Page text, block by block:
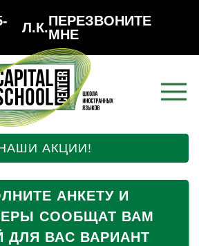
Л.К.ПЕРЕЗВОНИТЕ
МНЕ
АКЦИИ!
АНКЕТУ И
СООБЩАТ ВАМ
ДЛЯ ВАС ВАРИАНТ